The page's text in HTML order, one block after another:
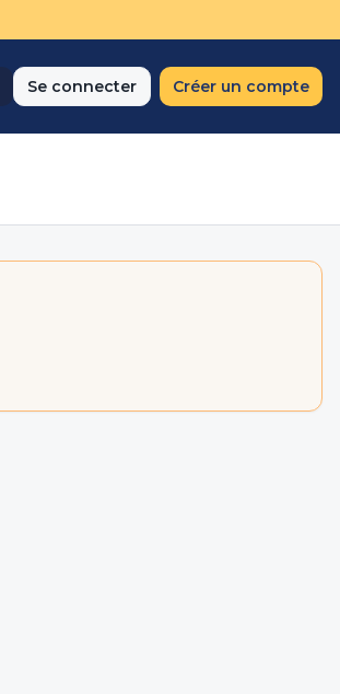
Se connecter Créer un compte